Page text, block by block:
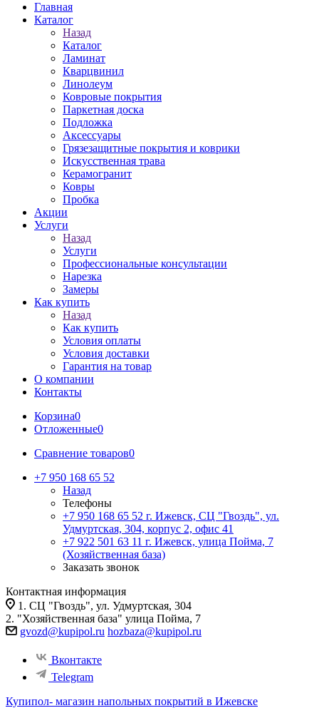
Главная
Каталог
Назад
Каталог
Ламинат
Кварцвинил
Линолеум
Ковровые покрытия
Паркетная доска
Подложка
Аксессуары
Грязезащитные покрытия и коврики
Искусственная трава
Керамогранит
Ковры
Пробка
Акции
Услуги
Назад
Услуги
Профессиональные консультации
Нарезка
Замеры
Как купить
Назад
Как купить
Условия оплаты
Условия доставки
Гарантия на товар
О компании
Контакты
Корзина0
Отложенные0
Сравнение товаров0
+7 950 168 65 52
Назад
Телефоны
+7 950 168 65 52 г. Ижевск, СЦ "Гвоздь", ул.
Удмуртская, 304, корпус 2, офис 41
+7 922 501 63 11 г. Ижевск, улица Пойма, 7
(Хозяйственная база)
Заказать звонок
Контактная информация
1. СЦ "Гвоздь", ул. Удмуртская, 304
2. "Хозяйственная база" улица Пойма, 7
gvozd@kupipol.ru hozbaza@kupipol.ru
Вконтакте
Telegram
Купипол- магазин напольных покрытий в Ижевске